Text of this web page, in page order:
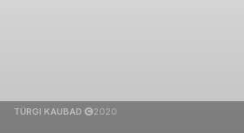
TÜRGI KAUBAD 2020